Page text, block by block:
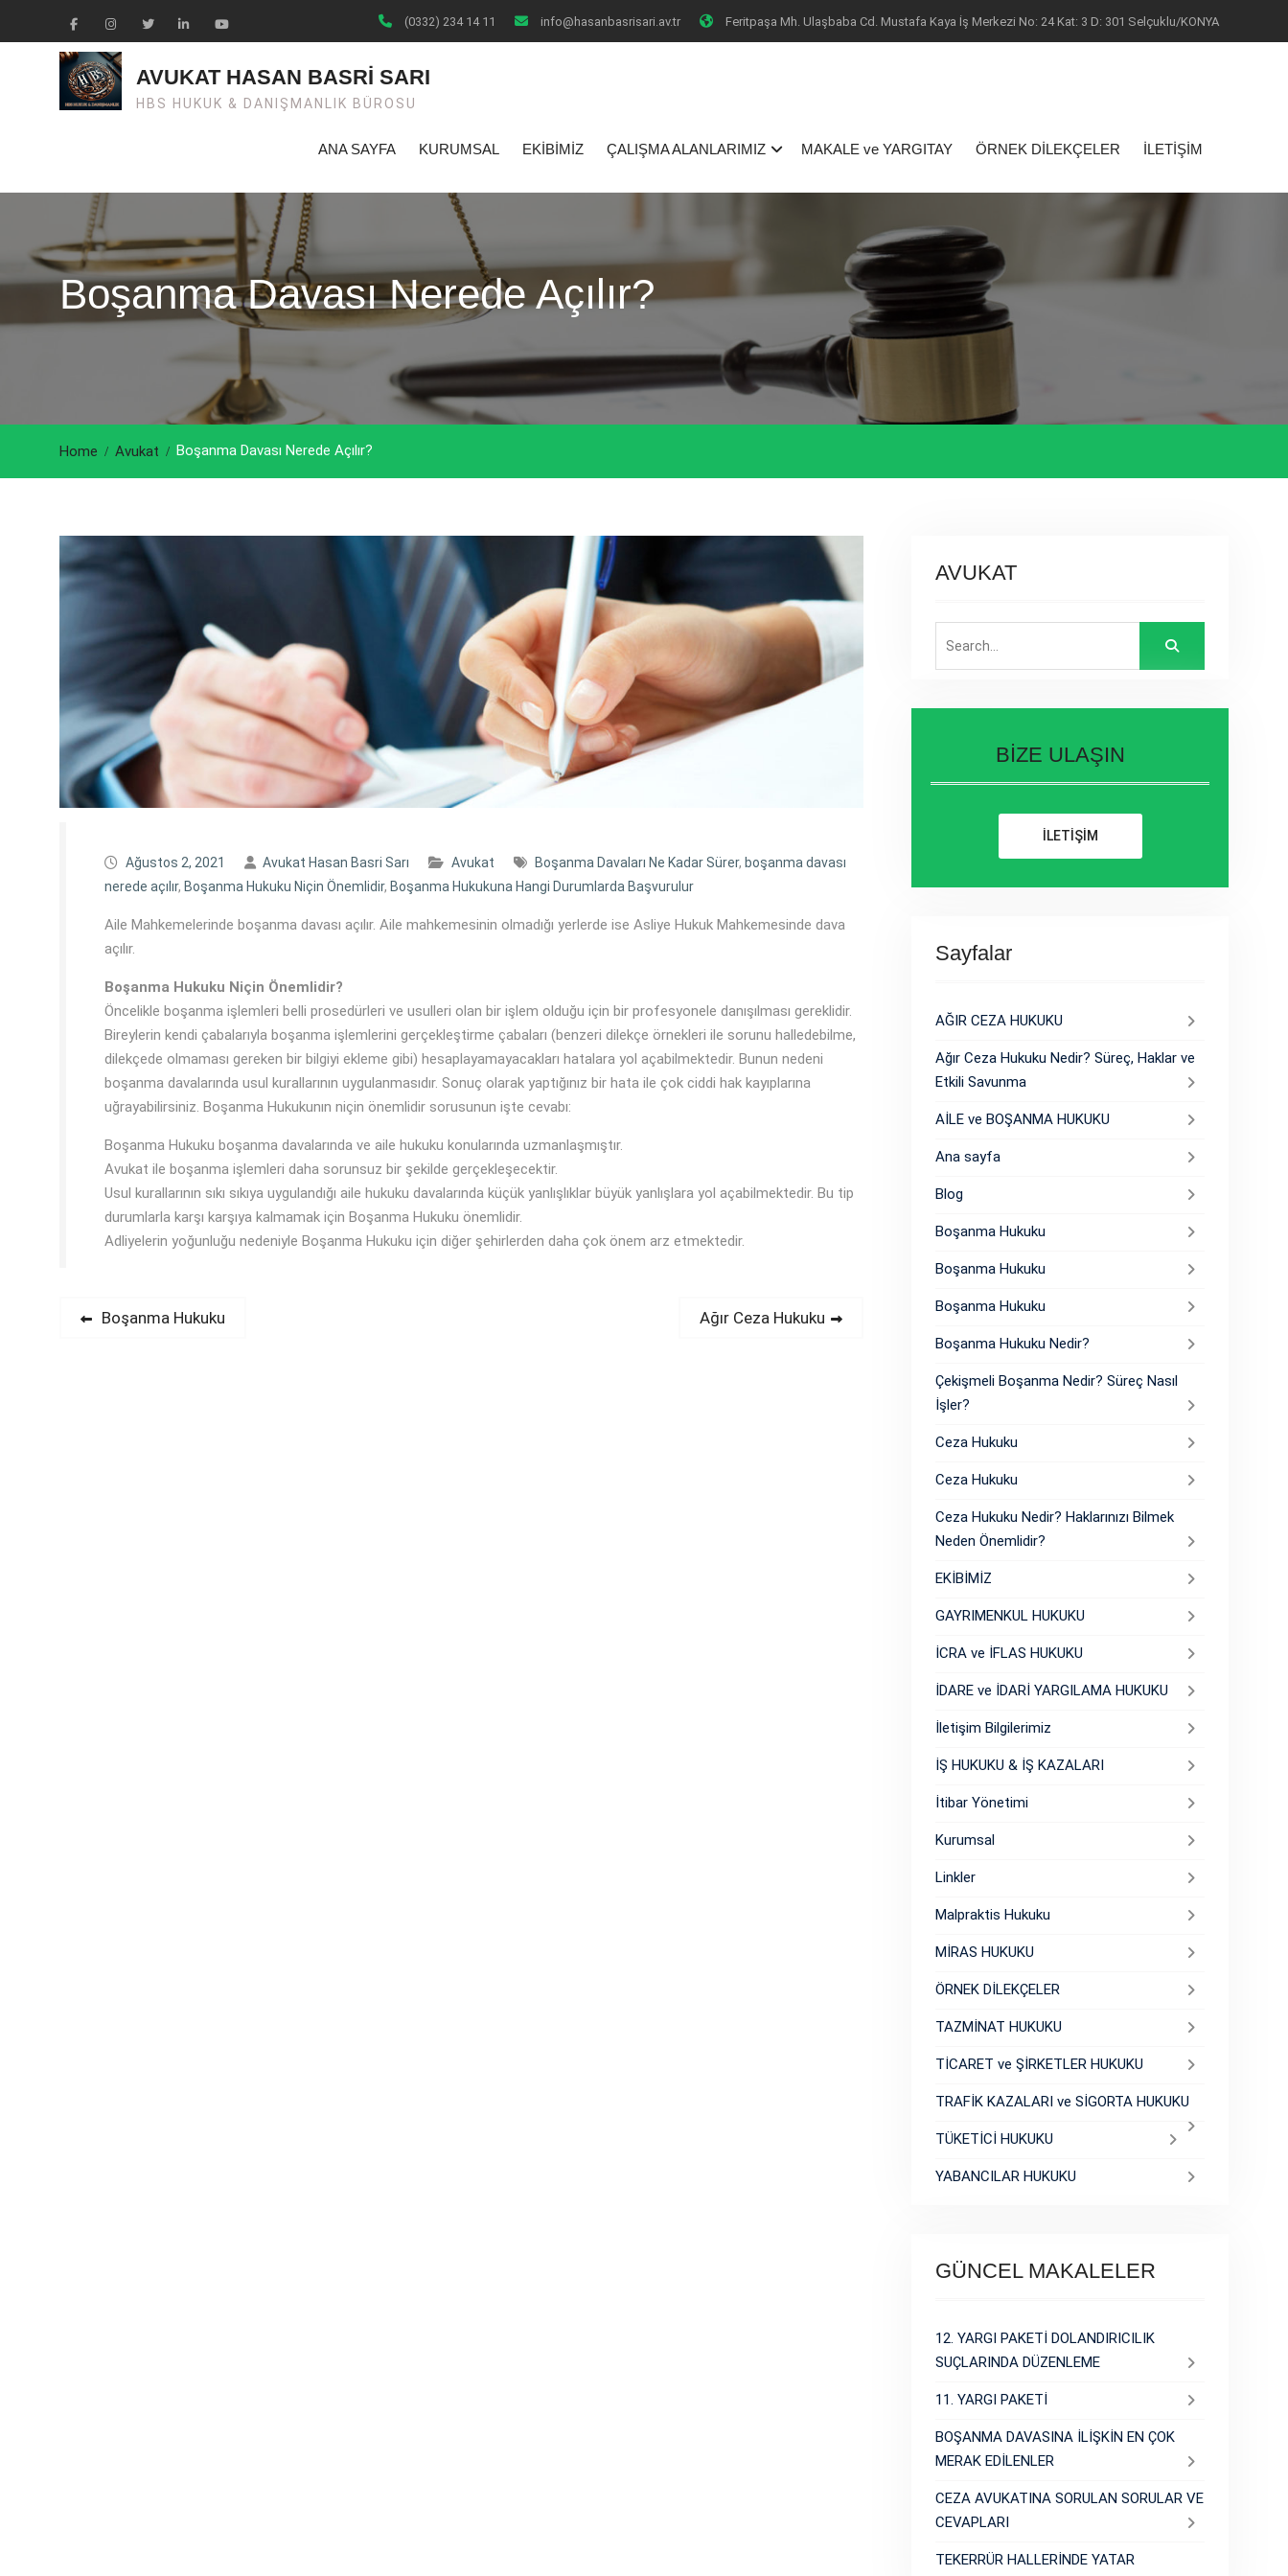
(0332) 234 14 11 info@hasanbasrisari.av.tr Feritpaşa Mh. Ulaşbaba Cd. Mustafa Kaya İş Merkezi No: 24 Kat: 3 D: 301 Selçuklu/KONYA
FacebookInstagramTwiter LinkedinYoutube
AVUKAT HASAN BASRİ SARI
HBS HUKUK & DANIŞMANLIK BÜROSU
ANA SAYFA KURUMSAL EKİBİMİZ ÇALIŞMA ALANLARIMIZ MAKALE ve YARGITAY ÖRNEK DİLEKÇELER İLETİŞİM
Boşanma Davası Nerede Açılır?
Home Avukat Boşanma Davası Nerede Açılır?
Ağustos 2, 2021 Avukat Hasan Basri Sarı Avukat Boşanma Davaları Ne Kadar Sürer, boşanma davası
nerede açılır, Boşanma Hukuku Niçin Önemlidir, Boşanma Hukukuna Hangi Durumlarda Başvurulur
Aile Mahkemelerinde boşanma davası açılır. Aile mahkemesinin olmadığı yerlerde ise Asliye Hukuk Mahkemesinde dava
açılır.
Boşanma Hukuku Niçin Önemlidir?
Öncelikle boşanma işlemleri belli prosedürleri ve usulleri olan bir işlem olduğu için bir profesyonele danışılması gereklidir.
Bireylerin kendi çabalarıyla boşanma işlemlerini gerçekleştirme çabaları (benzeri dilekçe örnekleri ile sorunu halledebilme,
dilekçede olmaması gereken bir bilgiyi ekleme gibi) hesaplayamayacakları hatalara yol açabilmektedir. Bunun nedeni
boşanma davalarında usul kurallarının uygulanmasıdır. Sonuç olarak yaptığınız bir hata ile çok ciddi hak kayıplarına
uğrayabilirsiniz. Boşanma Hukukunın niçin önemlidir sorusunun işte cevabı:
Boşanma Hukuku boşanma davalarında ve aile hukuku konularında uzmanlaşmıştır.
Avukat ile boşanma işlemleri daha sorunsuz bir şekilde gerçekleşecektir.
Usul kurallarının sıkı sıkıya uygulandığı aile hukuku davalarında küçük yanlışlıklar büyük yanlışlara yol açabilmektedir. Bu tip
durumlarla karşı karşıya kalmamak için Boşanma Hukuku önemlidir.
Adliyelerin yoğunluğu nedeniyle Boşanma Hukuku için diğer şehirlerden daha çok önem arz etmektedir.
YazıPrevious
Boşanma Hukuku
Next
Ağır Ceza Hukuku
AVUKAT
for:
BİZE ULAŞIN
İLETİŞİM
Sayfalar
AĞIR CEZA HUKUKU
Ağır Ceza Hukuku Nedir? Süreç, Haklar ve
Etkili Savunma
AİLE ve BOŞANMA HUKUKU
Ana sayfa
Blog
Boşanma Hukuku
Boşanma Hukuku
Boşanma Hukuku
Boşanma Hukuku Nedir?
Çekişmeli Boşanma Nedir? Süreç Nasıl
İşler?
Ceza Hukuku
Ceza Hukuku
Ceza Hukuku Nedir? Haklarınızı Bilmek
Neden Önemlidir?
EKİBİMİZ
GAYRIMENKUL HUKUKU
İCRA ve İFLAS HUKUKU
İDARE ve İDARİ YARGILAMA HUKUKU
İletişim Bilgilerimiz
İŞ HUKUKU & İŞ KAZALARI
İtibar Yönetimi
Kurumsal
Linkler
Malpraktis Hukuku
MİRAS HUKUKU
ÖRNEK DİLEKÇELER
TAZMİNAT HUKUKU
TİCARET ve ŞİRKETLER HUKUKU
TRAFİK KAZALARI ve SİGORTA HUKUKU
TÜKETİCİ HUKUKU
YABANCILAR HUKUKU
GÜNCEL MAKALELER
12. YARGI PAKETİ DOLANDIRICILIK
SUÇLARINDA DÜZENLEME
11. YARGI PAKETİ
BOŞANMA DAVASINA İLİŞKİN EN ÇOK
MERAK EDİLENLER
CEZA AVUKATINA SORULAN SORULAR VE
CEVAPLARI
TEKERRÜR HALLERİNDE YATAR